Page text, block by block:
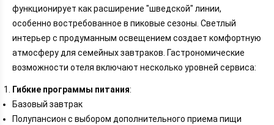
функционирует как расширение "шведской" линии,
особенно востребованное в пиковые сезоны. Светлый
интерьер с продуманным освещением создает комфортную
атмосферу для семейных завтраков. Гастрономические
возможности отеля включают несколько уровней сервиса:
Гибкие программы питания:
Базовый завтрак
Полупансион с выбором дополнительного приема пищи